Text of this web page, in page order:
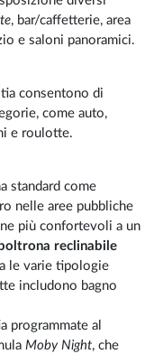
, bar/caffetterie, area
e saloni panoramici.
consentono di
come auto,
e roulotte.
standard come
nelle aree pubbliche
più confortevoli a un
reclinabile
le varie tipologie
includono bagno
programmate al
Moby Night, che